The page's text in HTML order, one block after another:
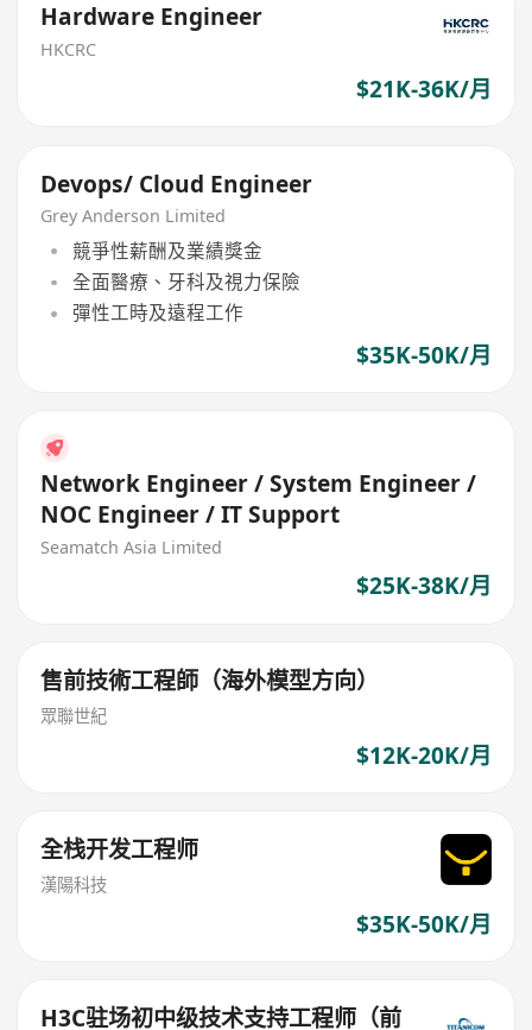
Hardware Engineer
HKCRC
$21K-36K/月
Devops/ Cloud Engineer
Grey Anderson Limited
競爭性薪酬及業績獎金
全面醫療、牙科及視力保險
彈性工時及遠程工作
$35K-50K/月
Network Engineer / System Engineer /
NOC Engineer / IT Support
Seamatch Asia Limited
$25K-38K/月
售前技術工程師（海外模型方向）
眾聯世紀
$12K-20K/月
全栈开发工程师
漢陽科技
$35K-50K/月
H3C驻场初中级技术支持工程师（前